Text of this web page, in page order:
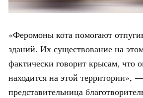
«Феромоны кота помогают
зданий. Их существование на
фактически говорит крысам, что
находится на этой территории»,
представительница